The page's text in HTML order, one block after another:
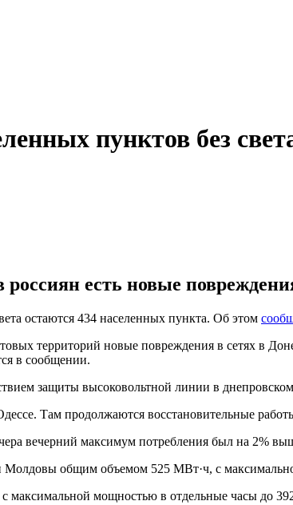
пунктов без
россиян есть новые
остаются 434 населенных пункта. Об этом
территорий новые повреждения в сетях в
в сообщении.
защиты высоковольтной линии в
Там продолжаются восстановительные
вечерний максимум потребления был на 2%
Молдовы общим объемом 525 МВт·ч, с
максимальной мощностью в отдельные часы до